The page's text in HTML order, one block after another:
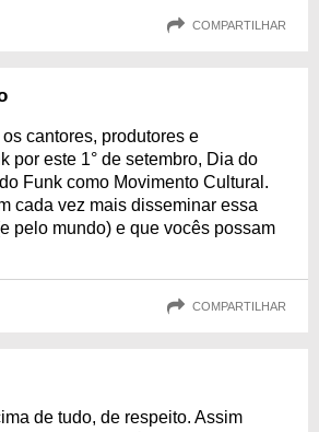
COMPARTILHAR
cantores, produtores e
por este 1° de setembro, Dia do
Funk como Movimento Cultural.
cada vez mais disseminar essa
pelo mundo) e que vocês possam
COMPARTILHAR
de tudo, de respeito. Assim